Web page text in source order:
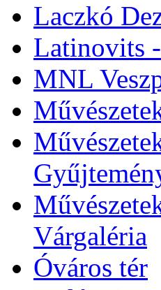
Laczkó
Latinovits
MNL
Várgaléria
Óváros tér